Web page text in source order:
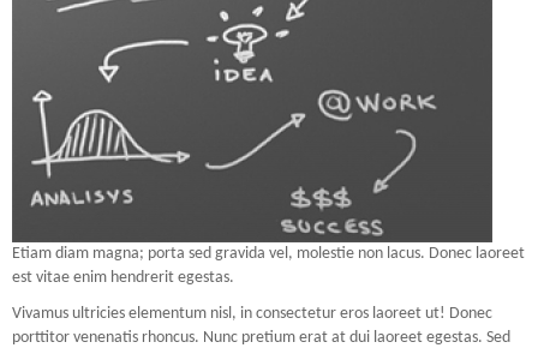
Etiam diam magna; porta sed gravida vel, molestie non lacus. Donec laoreet
est vitae enim hendrerit egestas.
Vivamus ultricies elementum nisl, in consectetur eros laoreet ut! Donec
porttitor venenatis rhoncus. Nunc pretium erat at dui laoreet egestas. Sed